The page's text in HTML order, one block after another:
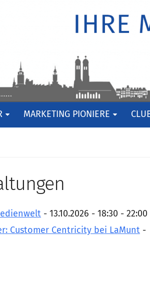
MARKETING PIONIERE
- 13.10.2026 - 18:30 - 22:00
Customer Centricity bei LaMunt -